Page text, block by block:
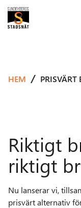
HEM PRISVÄRT
Riktigt b
riktigt
Nu lanserar vi,
prisvärt alternativ